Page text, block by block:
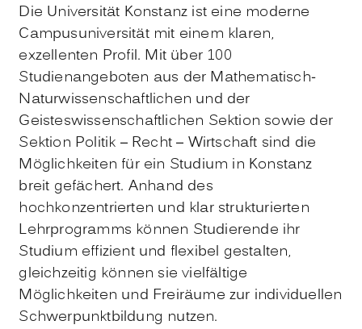
Die Universität Konstanz ist eine moderne
Campusuniversität mit einem klaren,
exzellenten Profil. Mit über 100
Studienangeboten aus der Mathematisch-
Naturwissenschaftlichen und der
Geisteswissenschaftlichen Sektion sowie der
Sektion Politik – Recht – Wirtschaft sind die
Möglichkeiten für ein Studium in Konstanz
breit gefächert. Anhand des
hochkonzentrierten und klar strukturierten
Lehrprogramms können Studierende ihr
Studium effizient und flexibel gestalten,
gleichzeitig können sie vielfältige
Möglichkeiten und Freiräume zur individuellen
Schwerpunktbildung nutzen.